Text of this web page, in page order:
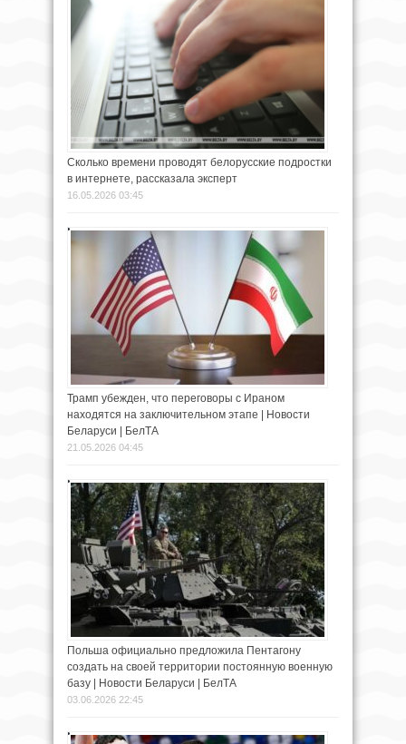
Сколько времени проводят белорусские подростки
в интернете, рассказала эксперт
16.05.2026 03:45
Трамп убежден, что переговоры с Ираном
находятся на заключительном этапе | Новости
Беларуси | БелТА
21.05.2026 04:45
Польша официально предложила Пентагону
создать на своей территории постоянную военную
базу | Новости Беларуси | БелТА
03.06.2026 22:45